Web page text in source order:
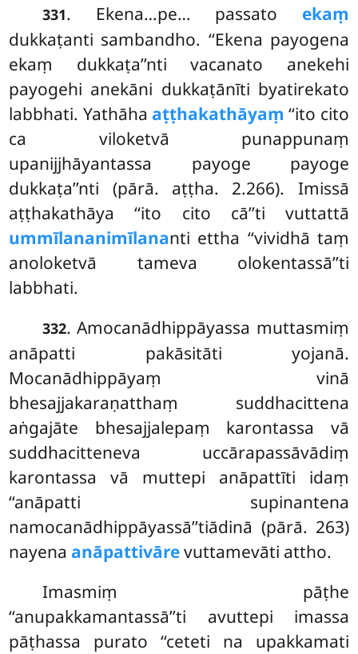
331. Ekena…pe… passato ekaṃ
dukkaṭanti sambandho. ‘‘Ekena payogena
ekaṃ dukkaṭa’’nti vacanato anekehi
payogehi anekāni dukkaṭānīti byatirekato
labbhati. Yathāha aṭṭhakathāyaṃ ‘‘ito cito
ca viloketvā punappunaṃ
upanijjhāyantassa payoge payoge
dukkaṭa’’nti (pārā. aṭṭha. 2.266). Imissā
aṭṭhakathāya ‘‘ito cito cā’’ti vuttattā
ummīlananimīlananti ettha ‘‘vividhā taṃ
anoloketvā tameva olokentassā’’ti
labbhati.
332. Amocanādhippāyassa muttasmiṃ
anāpatti pakāsitāti yojanā.
Mocanādhippāyaṃ vinā
bhesajjakaraṇatthaṃ suddhacittena
aṅgajāte bhesajjalepaṃ karontassa vā
suddhacitteneva uccārapassāvādiṃ
karontassa vā muttepi anāpattīti idaṃ
‘‘anāpatti supinantena
namocanādhippāyassā’’tiādinā (pārā. 263)
nayena anāpattivārevuttamevāti attho.
Imasmiṃ pāṭhe
‘‘anupakkamantassā’’ti avuttepi imassa
pāṭhassa purato ‘‘ceteti na upakkamati